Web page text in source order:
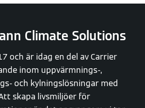
Climate Solutions
och är idag en del av Carrier
inom uppvärmnings-,
och kylningslösningar med
skapa livsmiljöer för